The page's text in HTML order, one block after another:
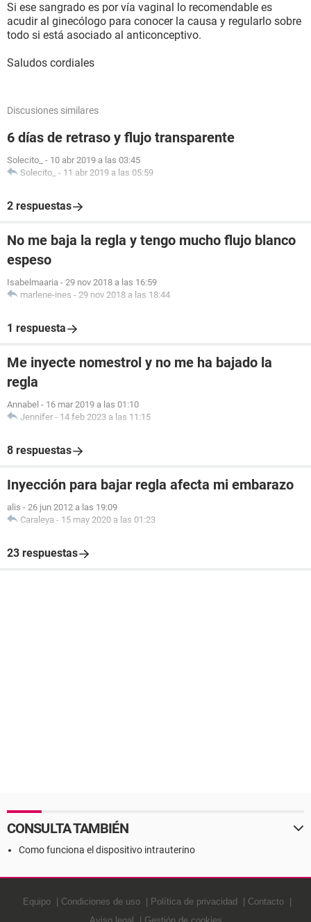
Si ese sangrado es por vía vaginal lo recomendable es
acudir al ginecólogo para conocer la causa y regularlo sobre
todo si está asociado al anticonceptivo.
Saludos cordiales
Discusiones similares
6 días de retraso y flujo transparente
Solecito_ - 10 abr 2019 a las 03:45
Solecito_ - 11 abr 2019 a las 05:59
2 respuestas
No me baja la regla y tengo mucho flujo blanco
espeso
Isabelmaaria - 29 nov 2018 a las 16:59
marlene-ines - 29 nov 2018 a las 18:44
1 respuesta
Me inyecte nomestrol y no me ha bajado la
regla
Annabel - 16 mar 2019 a las 01:10
Jennifer - 14 feb 2023 a las 11:15
8 respuestas
Inyección para bajar regla afecta mi embarazo
alis - 26 jun 2012 a las 19:09
Caraleya - 15 may 2020 a las 01:23
23 respuestas
CONSULTA TAMBIÉN
Como funciona el dispositivo intrauterino
Equipo Condiciones de uso Política de privacidad
Contacto